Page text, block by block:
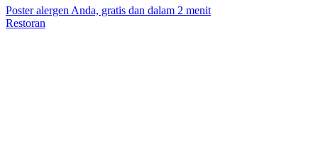
Poster alergen Anda, gratis dan dalam 2 menit
Restoran